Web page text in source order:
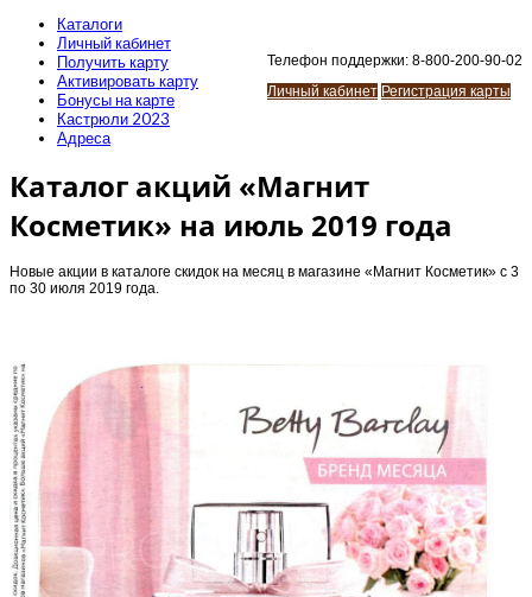
Телефон поддержки: 8-800-200-90-02
Личный кабинет Регистрация карты
Каталоги
Личный кабинет
Получить карту
Активировать карту
Бонусы на карте
Кастрюли 2023
Адреса
Каталог акций «Магнит
Косметик» на июль 2019 года
Новые акции в каталоге скидок на месяц в магазине «Магнит Косметик» с 3
по 30 июля 2019 года.